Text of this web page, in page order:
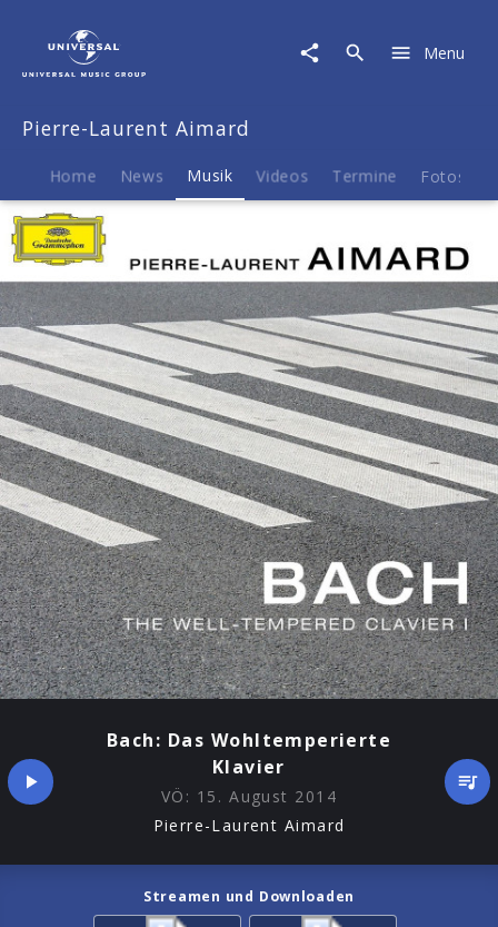
Wohltemperierte
Klavier
Menu
Pierre-Laurent Aimard
Home News Musik Videos Termine Fotos
Bach: Das Wohltemperierte
Klavier
VÖ: 15. August 2014
Pierre-Laurent Aimard
Streamen und Downloaden